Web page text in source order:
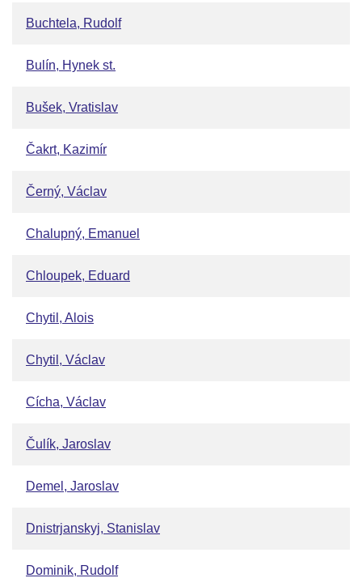
Buchtela, Rudolf
Bulín, Hynek st.
Bušek, Vratislav
Čakrt, Kazimír
Černý, Václav
Chalupný, Emanuel
Chloupek, Eduard
Chytil, Alois
Chytil, Václav
Cícha, Václav
Čulík, Jaroslav
Demel, Jaroslav
Dnistrjanskyj, Stanislav
Dominik, Rudolf